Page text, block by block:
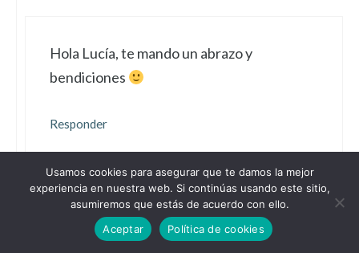
Hola Lucía, te mando un abrazo y
bendiciones
Responder
Jorge
septiembre 10, 2017 a las 11:13 pm
Usamos cookies para asegurar que te damos la mejor
experiencia en nuestra web. Si continúas usando este sitio,
asumiremos que estás de acuerdo con ello.
Aceptar
Política de cookies